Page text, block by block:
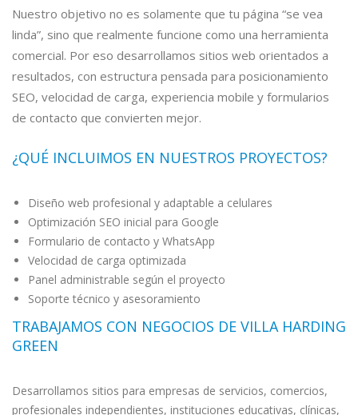
Nuestro objetivo no es solamente que tu página “se vea
linda”, sino que realmente funcione como una herramienta
comercial. Por eso desarrollamos sitios web orientados a
resultados, con estructura pensada para posicionamiento
SEO, velocidad de carga, experiencia mobile y formularios
de contacto que convierten mejor.
¿QUÉ INCLUIMOS EN NUESTROS PROYECTOS?
Diseño web profesional y adaptable a celulares
Optimización SEO inicial para Google
Formulario de contacto y WhatsApp
Velocidad de carga optimizada
Panel administrable según el proyecto
Soporte técnico y asesoramiento
TRABAJAMOS CON NEGOCIOS DE VILLA HARDING
GREEN
Desarrollamos sitios para empresas de servicios, comercios,
profesionales independientes, instituciones educativas, clínicas,